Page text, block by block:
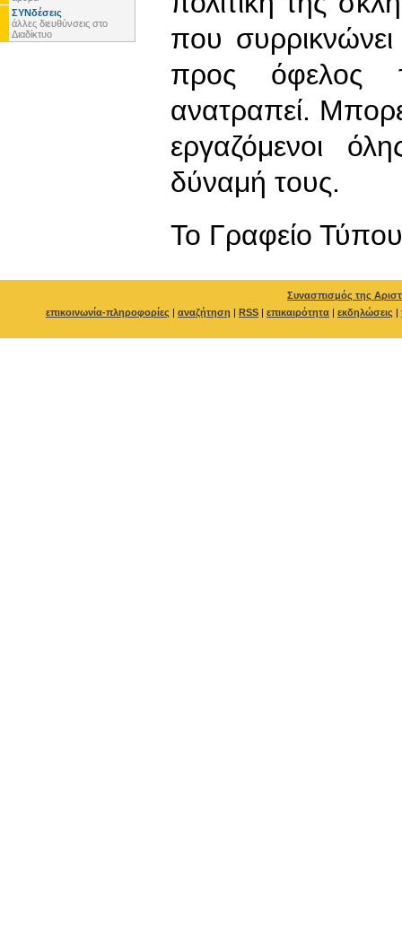
ΣΥΝδέσεις
άλλες διευθύνσεις στο
Διαδίκτυο
που
προς όφελος
ανατραπεί.
εργαζόμενοι
δύναμή τους.
To Γραφείο Τύπου
Συνασπισμός της
επικοινωνία-πληροφορίες | αναζήτηση | RSS | επικαιρότητα | εκδηλώσεις |